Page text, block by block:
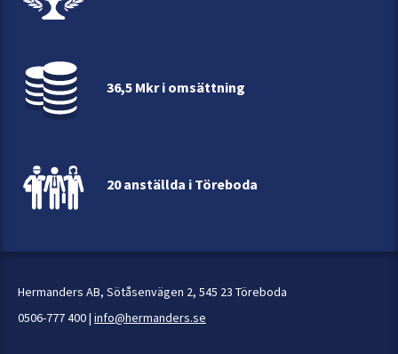
36,5 Mkr i omsättning
20 anställda i Töreboda
Hermanders AB, Sötåsenvägen 2, 545 23 Töreboda
0506-777 400 | info@hermanders.se